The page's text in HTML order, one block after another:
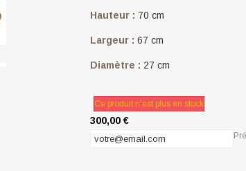
Hauteur : 70 cm
Largeur : 67 cm
Diamètre : 27 cm
Ce produit n'est plus en stock
300,00 €